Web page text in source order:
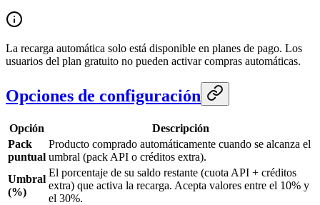
La recarga automática solo está disponible en planes de pago. Los
usuarios del plan gratuito no pueden activar compras automáticas.
Opciones de configuración
Opción
Descripción
Pack
puntual
Producto comprado automáticamente cuando se alcanza el
umbral (pack API o créditos extra).
Umbral
(%)
El porcentaje de su saldo restante (cuota API + créditos
extra) que activa la recarga. Acepta valores entre el 10% y
el 30%.